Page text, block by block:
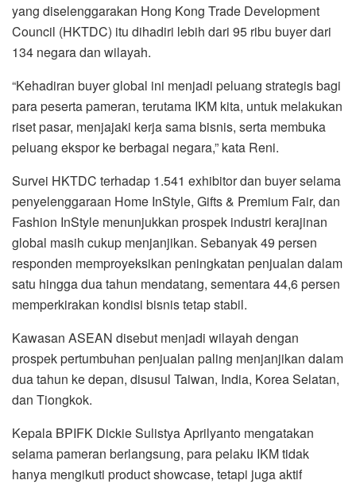
yang diselenggarakan Hong Kong Trade Development
Council (HKTDC) itu dihadiri lebih dari 95 ribu buyer dari
134 negara dan wilayah.
“Kehadiran buyer global ini menjadi peluang strategis bagi
para peserta pameran, terutama IKM kita, untuk melakukan
riset pasar, menjajaki kerja sama bisnis, serta membuka
peluang ekspor ke berbagai negara,” kata Reni.
Survei HKTDC terhadap 1.541 exhibitor dan buyer selama
penyelenggaraan Home InStyle, Gifts & Premium Fair, dan
Fashion InStyle menunjukkan prospek industri kerajinan
global masih cukup menjanjikan. Sebanyak 49 persen
responden memproyeksikan peningkatan penjualan dalam
satu hingga dua tahun mendatang, sementara 44,6 persen
memperkirakan kondisi bisnis tetap stabil.
Kawasan ASEAN disebut menjadi wilayah dengan
prospek pertumbuhan penjualan paling menjanjikan dalam
dua tahun ke depan, disusul Taiwan, India, Korea Selatan,
dan Tiongkok.
Kepala BPIFK Dickie Sulistya Aprilyanto mengatakan
selama pameran berlangsung, para pelaku IKM tidak
hanya mengikuti product showcase, tetapi juga aktif